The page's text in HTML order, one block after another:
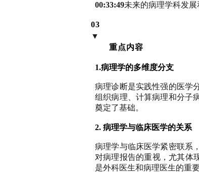
00:33:49未来的病理学科发
03
▼
重点内容
1.病理学的多维度分支
病理诊断是实践性强的医学
组织病理、计算病理和分子
奠定了基础。
2. 病理学与临床医学的关系
病理学与临床医学紧密联系
对病理报告的重视，尤其体
是外科医生和病理医生的重